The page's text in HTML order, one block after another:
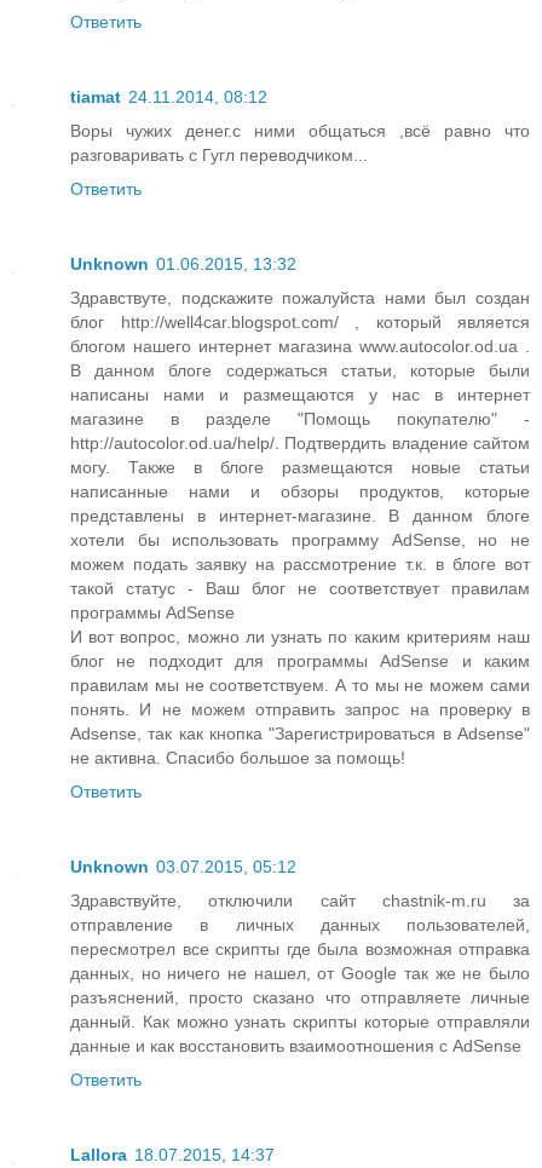
Ответить
tiamat 24.11.2014, 08:12
Воры чужих денег.с ними общаться ,всё равно что
разговаривать с Гугл переводчиком...
Ответить
Unknown 01.06.2015, 13:32
Здравствуте, подскажите пожалуйста нами был создан
блог http://well4car.blogspot.com/ , который является
блогом нашего интернет магазина www.autocolor.od.ua .
В данном блоге содержаться статьи, которые были
написаны нами и размещаются у нас в интернет
магазине в разделе "Помощь покупателю" -
http://autocolor.od.ua/help/. Подтвердить владение сайтом
могу. Также в блоге размещаются новые статьи
написанные нами и обзоры продуктов, которые
представлены в интернет-магазине. В данном блоге
хотели бы использовать программу AdSense, но не
можем подать заявку на рассмотрение т.к. в блоге вот
такой статус - Ваш блог не соответствует правилам
программы AdSense
И вот вопрос, можно ли узнать по каким критериям наш
блог не подходит для программы AdSense и каким
правилам мы не соответствуем. А то мы не можем сами
понять. И не можем отправить запрос на проверку в
Adsense, так как кнопка "Зарегистрироваться в Adsense"
не активна. Спасибо большое за помощь!
Ответить
Unknown 03.07.2015, 05:12
Здравствуйте, отключили сайт chastnik-m.ru за
отправление в личных данных пользователей,
пересмотрел все скрипты где была возможная отправка
данных, но ничего не нашел, от Google так же не было
разъяснений, просто сказано что отправляете личные
данный. Как можно узнать скрипты которые отправляли
данные и как восстановить взаимоотношения с AdSense
Ответить
Lallora 18.07.2015, 14:37